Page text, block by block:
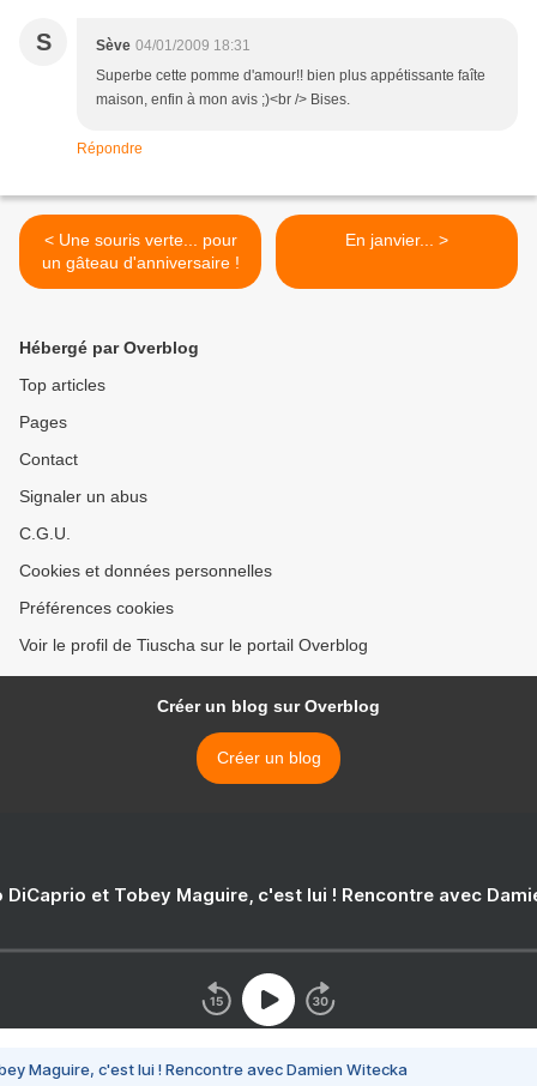
S Sève 04/01/2009 18:31
Superbe cette pomme d'amour!! bien plus appétissante faîte
maison, enfin à mon avis ;)<br /> Bises.
Répondre
< Une souris verte... pour
un gâteau d'anniversaire !
En janvier... >
Hébergé par Overblog
Top articles
Pages
Contact
Signaler un abus
C.G.U.
Cookies et données personnelles
Préférences cookies
Voir le profil de Tiuscha sur le portail Overblog
Créer un blog sur Overblog
Créer un blog
DiCaprio et Tobey Maguire, c'est lui ! Rencontre avec
Maguire, c'est lui ! Rencontre avec Damien Witecka